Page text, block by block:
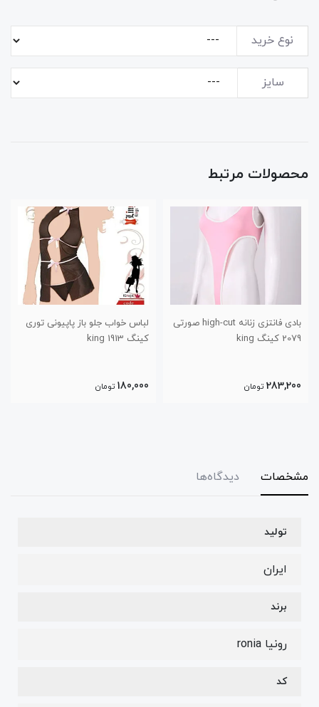
نوع خرید
سایز
محصولات مرتبط
بادی فانتزی زنانه high-cut صورتی
2079 کینگ king
283,200 تومان
لباس خواب جلو باز پاپیونی توری
کینگ 1913 king
180,000 تومان
مشخصات دیدگاه‌ها
تولید
ایران
برند
رونیا ronia
کد